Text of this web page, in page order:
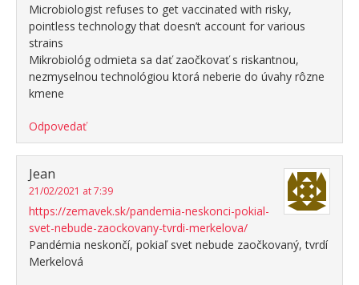
Microbiologist refuses to get vaccinated with risky,
pointless technology that doesn’t account for various
strains
Mikrobiológ odmieta sa dať zaočkovať s riskantnou,
nezmyselnou technológiou ktorá neberie do úvahy rôzne
kmene
Odpovedať
Jean
21/02/2021 at 7:39
https://zemavek.sk/pandemia-neskonci-pokial-
svet-nebude-zaockovany-tvrdi-merkelova/
Pandémia neskončí, pokiaľ svet nebude zaočkovaný, tvrdí
Merkelová